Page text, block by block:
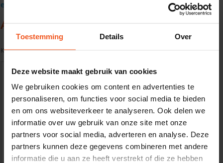
Toestemming Details Over
Deze website maakt gebruik van cookies
We gebruiken cookies om content en advertenties te
personaliseren, om functies voor social media te bieden
en om ons websiteverkeer te analyseren. Ook delen we
informatie over uw gebruik van onze site met onze
partners voor social media, adverteren en analyse. Deze
partners kunnen deze gegevens combineren met andere
informatie die u aan ze heeft verstrekt of die ze hebben
excl. BTW
Aluminium buisprofiel 60 x 40 x 3 mm
Kwaliteit: EN AW-6060-T66 volgens EN755-1/2
Gewenste
lengtemaat in
(max. 2000 mm)
+/- 2 mm lengtetolerantie